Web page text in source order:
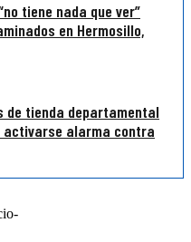
tiene nada que ver”
en Hermosillo,
de tienda departamental
activarse alarma contra